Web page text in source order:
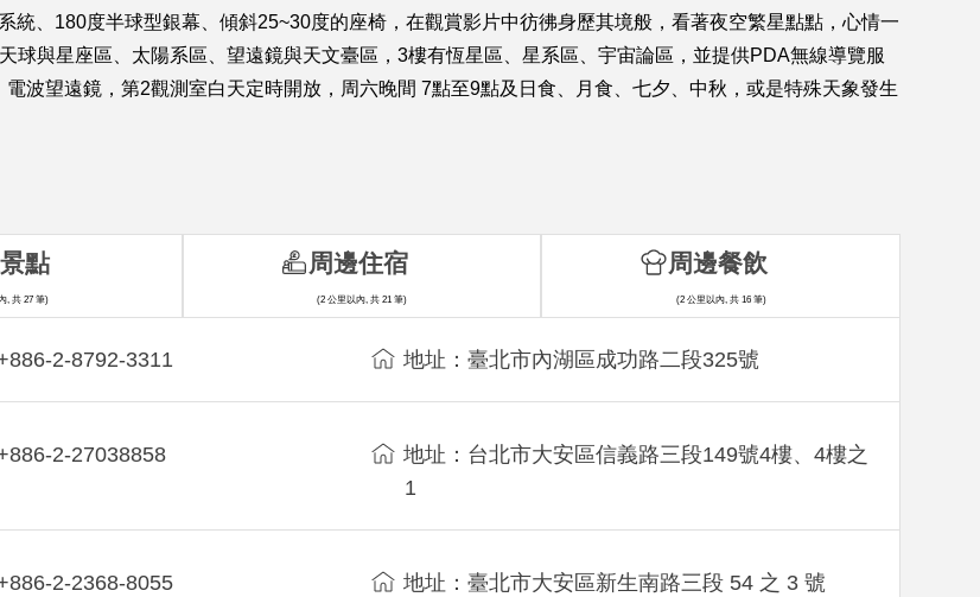
、180度半球型銀幕、傾斜25~30度的座椅，在觀賞影片中彷彿身歷其境般，看著夜空繁星點點，心情一
球與星座區、太陽系區、望遠鏡與天文臺區，3樓有恆星區、星系區、宇宙論區，並提供PDA無線導覽服
波望遠鏡，第2觀測室白天定時開放，周六晚間 7點至9點及日食、月食、七夕、中秋，或是特殊天象發生
2-8792-3311 地址：臺北市內湖區成功路二段325號
2-27038858
地址：台北市大安區信義路三段149號4樓、4樓之
1
2-2368-8055
地址：臺北市大安區新生南路三段 54 之 3 號
點
, 共 27 筆)
周邊住宿
(2 公里以內, 共 21 筆)
周邊餐飲
(2 公里以內, 共 16 筆)